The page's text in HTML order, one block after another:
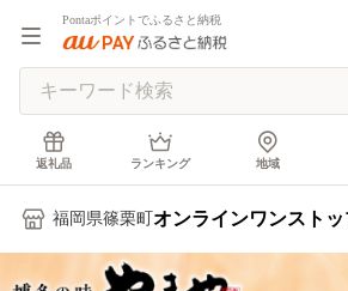
Pontaポイントでふるさと納税
返礼品 ランキング 地域
福岡県篠栗町 オンラインワンスト